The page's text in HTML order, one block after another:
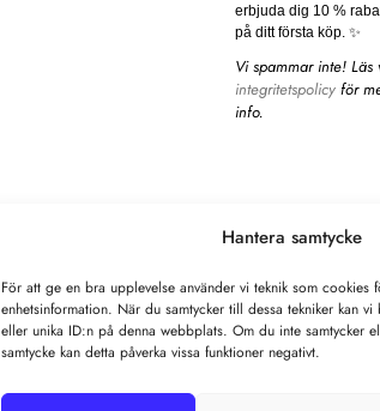
Hantera samtycke
För att ge en bra upplevelse använder vi teknik som
enhetsinformation. När du samtycker till dessa tekniker kan
eller unika ID:n på denna webbplats. Om du inte samtycker
samtycke kan detta påverka vissa funktioner negativt.
erbjuda dig 10 %
på ditt första köp. ✨
Vi spammar inte! Läs
integritetspolicy för
info.